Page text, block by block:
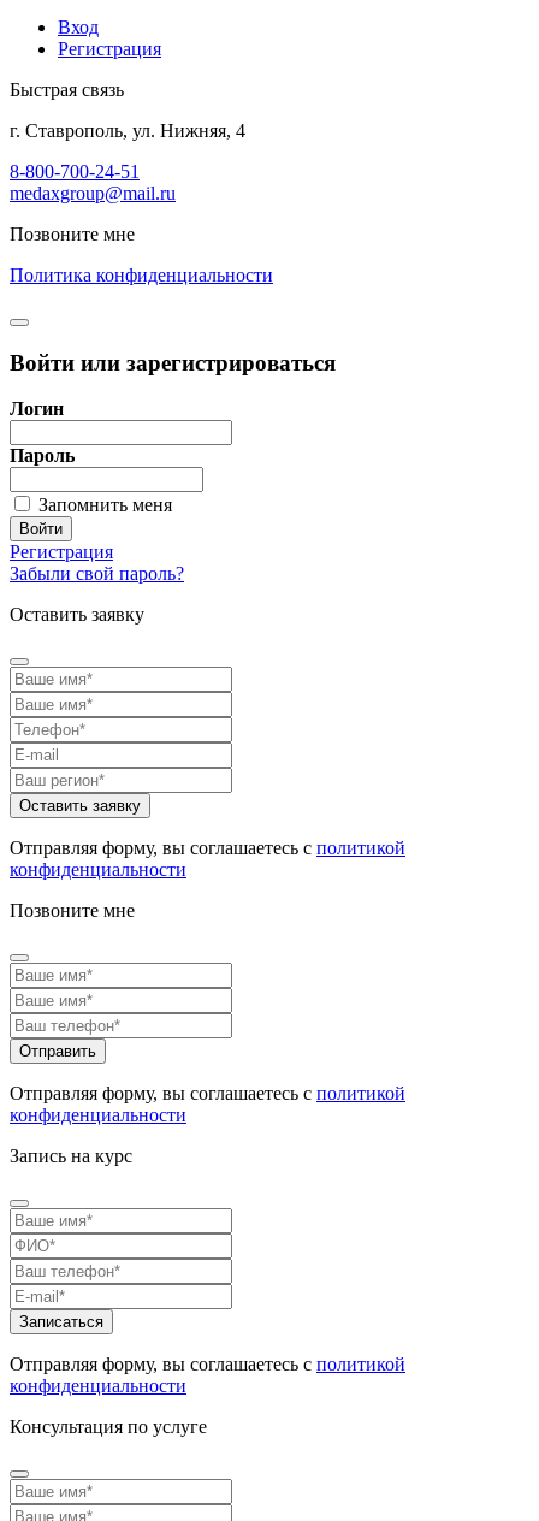
Вход
Регистрация
Быстрая связь
г. Ставрополь, ул. Нижняя, 4
8-800-700-24-51
medaxgroup@mail.ru
Позвоните мне
Политика конфиденциальности
Войти или зарегистрироваться
Логин
Пароль
Запомнить меня
Регистрация
Забыли свой пароль?
Оставить заявку
Отправляя форму, вы соглашаетесь с политикой
конфиденциальности
Позвоните мне
Отправляя форму, вы соглашаетесь с политикой
конфиденциальности
Запись на курс
Отправляя форму, вы соглашаетесь с политикой
конфиденциальности
Консультация по услуге